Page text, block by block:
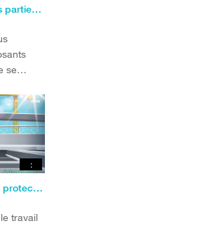
Règle 7: Stabiliser les parties de construction.
se
:
Règle 8: Installer des protections collectives.
travail